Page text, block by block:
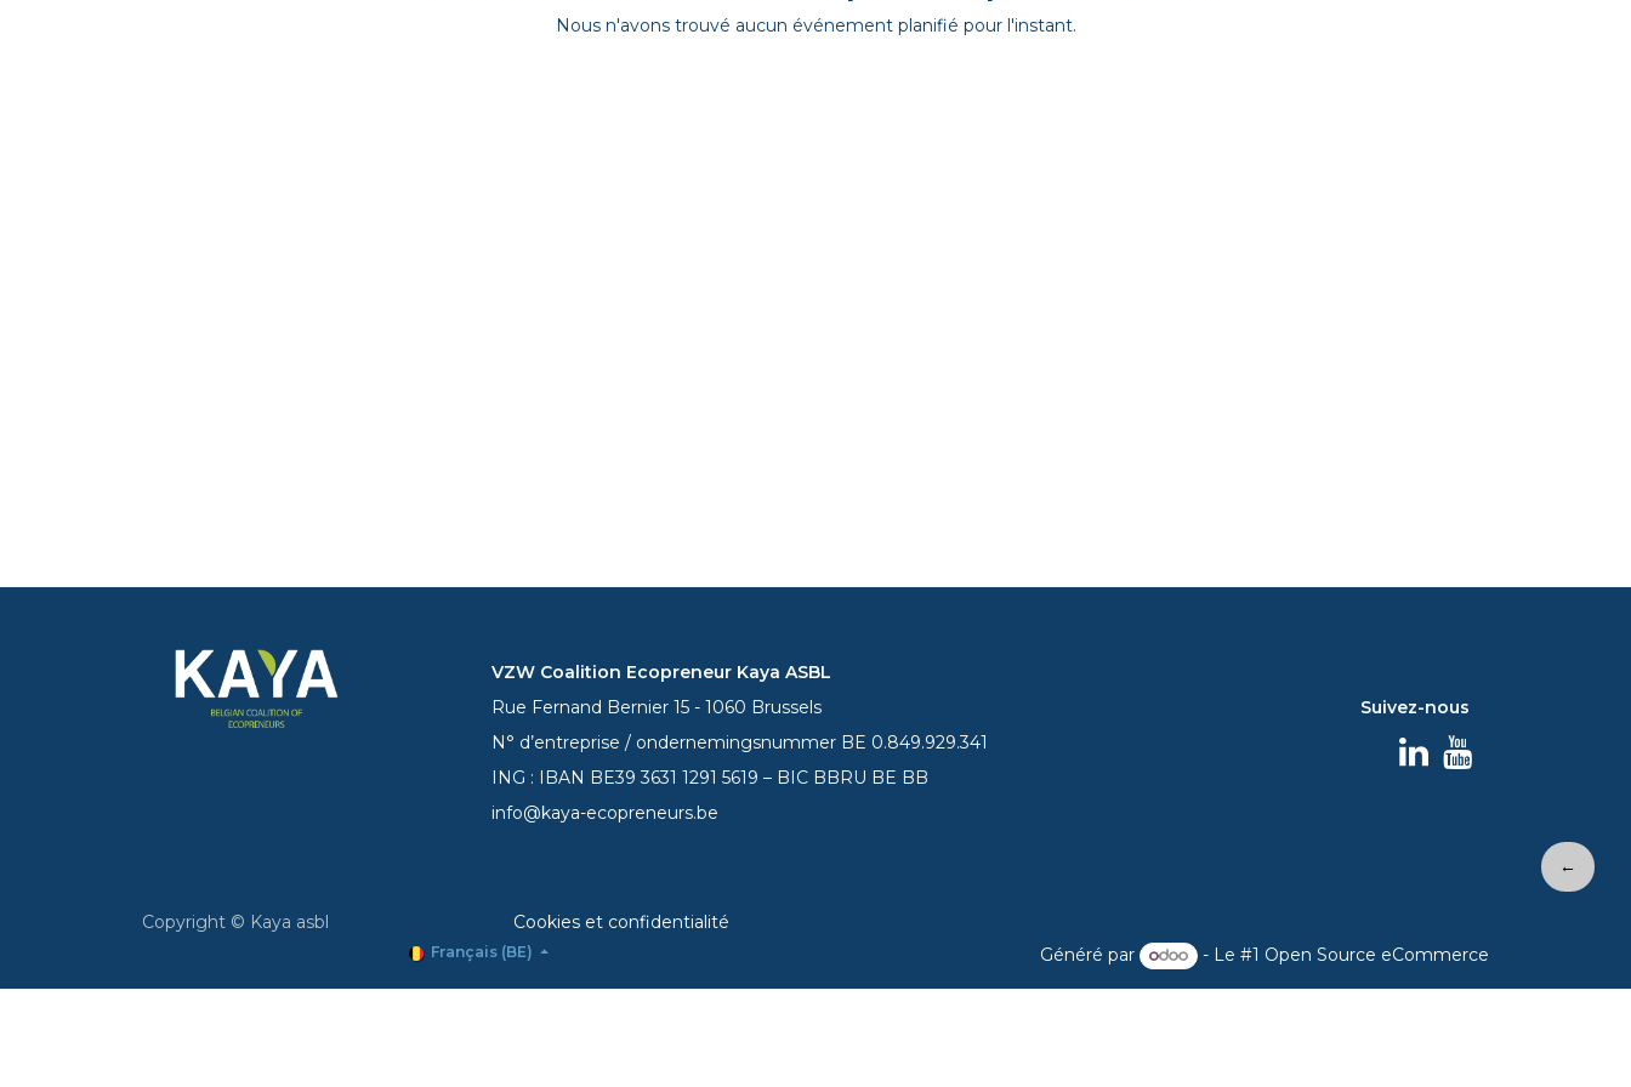
Nous n'avons trouvé aucun événement planifié pour l'instant.
Suivez-nous
←
VZW Coalition Ecopreneur Kaya ASBL
Rue Fernand Bernier 15 - 1060 Brussels
N° d’entreprise / ondernemingsnummer BE 0.849.929.341
ING : IBAN BE393631 1291 5619 – BIC BBRU BE BB
info@kaya-ecopreneurs.be
Copyright © Kaya asbl Cookies et confidentialité
Français (BE) Généré par - Le #1 Open Source eCommerce